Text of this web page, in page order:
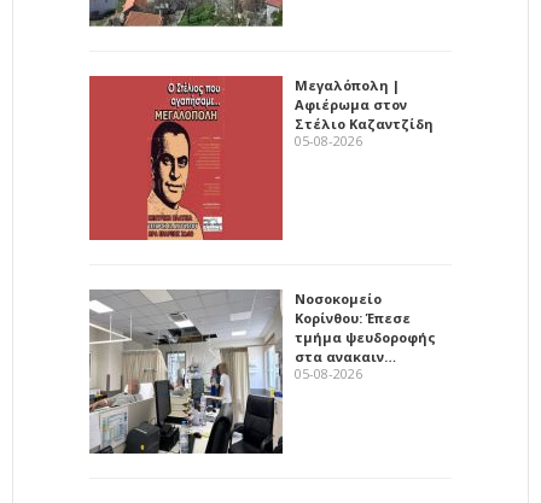
Μεγαλόπολη |
Αφιέρωμα στον
Στέλιο Καζαντζίδη
05-08-2026
Νοσοκομείο
Κορίνθου: Έπεσε
τμήμα ψευδοροφής
στα ανακαιν…
05-08-2026